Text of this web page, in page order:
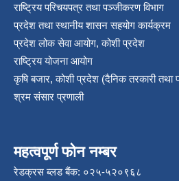
राष्ट्रिय परिचयपत्र तथा पञ्‍जीकरण विभाग
प्रदेश तथा स्थानीय शासन सहयोग कार्यक्रम
प्रदेश लोक सेवा आयोग, कोशी प्रदेश
राष्ट्रिय योजना आयोग
कृषि बजार, कोशी प्रदेश (दैनिक तरकारी
श्रम संसार प्रणाली
महत्वपूर्ण फोन नम्बर
रेडक्रस ब्लड बैंक: ०२५-५२०९६८